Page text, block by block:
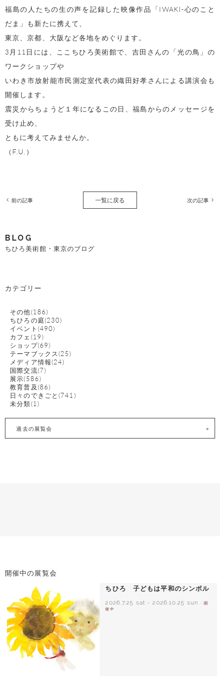
福島の人たちの生の声を記録した映像作品「IWAKI-心のこと
だま」も新たに携えて、
東京、京都、大阪など各地をめぐります。
3月11日には、ここちひろ美術館で、吉田さんの「光の鳥」の
ワークショップや
いわき市放射能市民測定室代表の織田好孝さんによる講演会も
開催します。
震災からちょうど１年になるこの日、福島からのメッセージを
受け止め、
ともに考えてみませんか。
（F.U.）
前の記事 一覧に戻る 次の記事
BLOG
ちひろ美術館・東京のブログ
カテゴリー
その他(186)
ちひろの庭(230)
イベント(490)
カフェ(19)
ショップ(69)
テーマブックス(25)
メディア情報(24)
国際交流(7)
展示(586)
教育普及(86)
日々のできごと(741)
未分類(1)
過去の展覧会
開催中の展覧会
ちひろ 子どもは平和のシンボル
2026.7.25 sat -2026.10.25 sun
- 開
催中